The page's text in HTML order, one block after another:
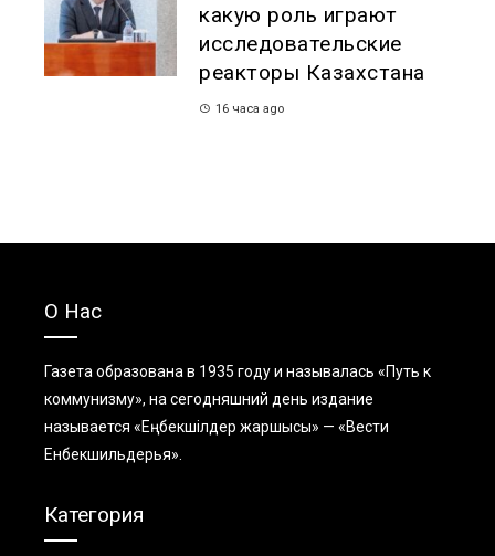
какую роль играют
исследовательские
реакторы Казахстана
16 часа ago
О Нас
Газета образована в 1935 году и называлась «Путь к
коммунизму», на сегодняшний день издание
называется «Еңбекшiлдер жаршысы» — «Вести
Енбекшильдерья».
Категория